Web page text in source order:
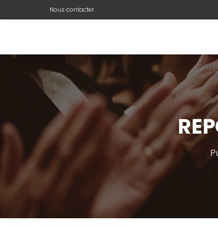
Nous contacter